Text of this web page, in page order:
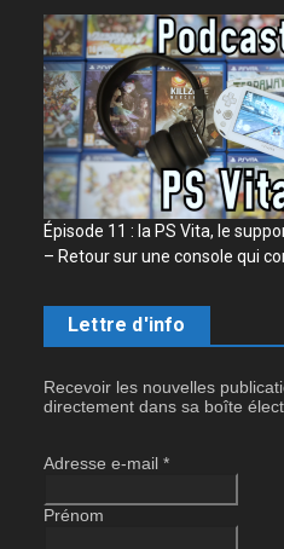
Épisode 11 : la PS Vita, le
– Retour sur une console qui
Lettre d'info
Recevoir les nouvelles
directement dans sa boîte
Adresse e-mail *
Prénom